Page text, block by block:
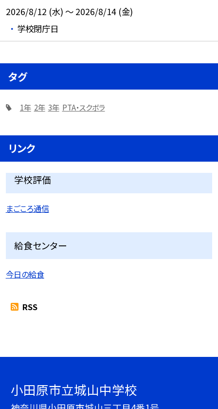
2026/8/12 (水) ～ 2026/8/14 (金)
学校閉庁日
タグ
1年 2年 3年 PTA・スクボラ
リンク
学校評価
まごころ通信
給食センター
今日の給食
RSS
小田原市立城山中学校